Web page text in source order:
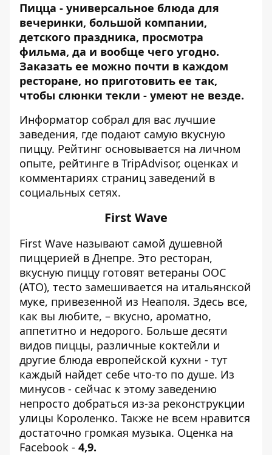
Пицца - универсальное блюда для
вечеринки, большой компании,
детского праздника, просмотра
фильма, да и вообще чего угодно.
Заказать ее можно почти в каждом
ресторане, но приготовить ее так,
чтобы слюнки текли - умеют не везде.
Информатор собрал для вас лучшие
заведения, где подают самую вкусную
пиццу. Рейтинг основывается на личном
опыте, рейтинге в TripAdvisor, оценках и
комментариях страниц заведений в
социальных сетях.
First Wave
First Wave называют самой душевной
пиццерией в Днепре. Это ресторан,
вкусную пиццу готовят ветераны ООС
(АТО), тесто замешивается на итальянской
муке, привезенной из Неаполя. Здесь все,
как вы любите, – вкусно, ароматно,
аппетитно и недорого. Больше десяти
видов пиццы, различные коктейли и
другие блюда европейской кухни - тут
каждый найдет себе что-то по душе. Из
минусов - сейчас к этому заведению
непросто добраться из-за реконструкции
улицы Короленко. Также не всем нравится
достаточно громкая музыка. Оценка на
Facebook - 4,9.